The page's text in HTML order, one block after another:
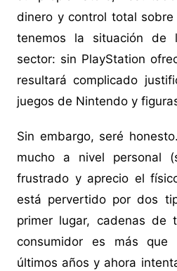
dinero y control total
tenemos la situación de
sector: sin PlayStation
resultará complicado
juegos de Nintendo y
Sin embargo, seré
mucho a nivel personal
frustrado y aprecio el
está pervertido por dos
primer lugar, cadenas de
consumidor es más que
últimos años y ahora